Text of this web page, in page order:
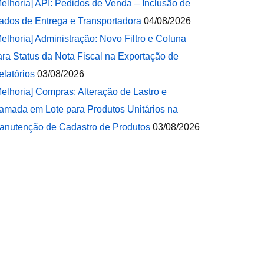
API: Pedidos de Venda – Inclusão de
de Entrega e Transportadora 04/08/2026
Administração: Novo Filtro e Coluna
Status da Nota Fiscal na Exportação de
03/08/2026
Compras: Alteração de Lastro e
em Lote para Produtos Unitários na
de Cadastro de Produtos 03/08/2026